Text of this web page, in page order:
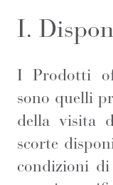
I.
I Prodotti
sono quelli
della visita
scorte
condizioni